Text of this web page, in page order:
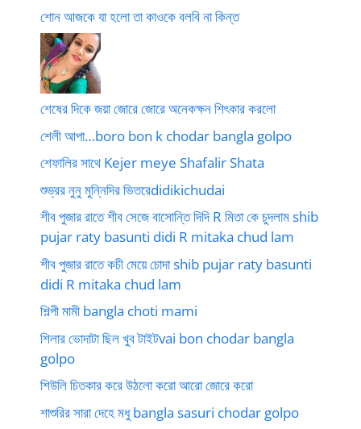
শোন আজকে যা হলো তা কাওকে বলবি না কিন্ত
শেষের দিকে জয়া জোরে জোরে অনেকক্ষন শিৎকার করলো
শেলী আপা…boro bon k chodar bangla golpo
শেফালির সাথে Kejer meye Shafalir Shata
শুভ্রর নুনু মুন্নিদির ভিতরেdidikichudai
শীব পুজার রাতে শীব সেজে বাসোন্তি দিদি R মিতা কে চুদলাম shib
pujar raty basunti didi R mitaka chud lam
শীব পুজার রাতে কচী মেয়ে চোদা shib pujar raty basunti
didi R mitaka chud lam
শিল্পী মামী bangla choti mami
শিলার ভোদাটা ছিল খুব টাইটvai bon chodar bangla
golpo
শিউলি চিতকার করে উঠলো করো আরো জোরে করো
শাশুরির সারা দেহে মধু bangla sasuri chodar golpo